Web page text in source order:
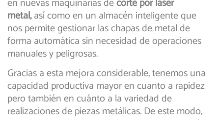
metal,así como en un almacén inteligente que
nos permite gestionar las chapas de metal de
forma automática sin necesidad de operaciones
manuales y peligrosas.
Gracias a esta mejora considerable, tenemos una
capacidad productiva mayor en cuanto a rapidez
pero también en cuánto a la variedad de
realizaciones de piezas metálicas. De este modo,